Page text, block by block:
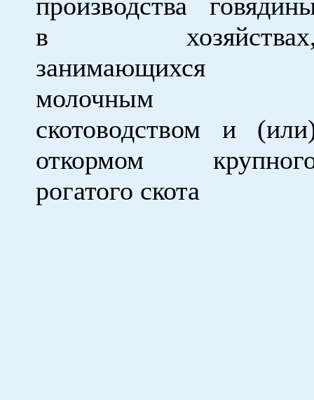
в
занимающихся
молочным
скотоводством и
откормом
рогатого скота